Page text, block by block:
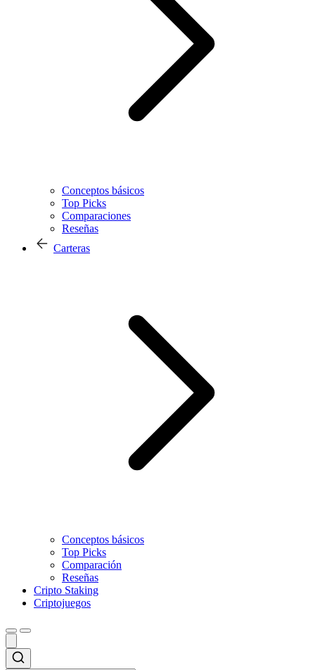
Conceptos básicos
Top Picks
Comparaciones
Reseñas
Carteras
Conceptos básicos
Top Picks
Comparación
Reseñas
Cripto Staking
Criptojuegos